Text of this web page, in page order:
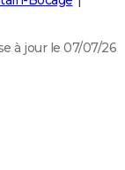
à jour le 07/07/26